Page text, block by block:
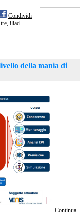
Condividi
tre iliad
della mania di
Continua...